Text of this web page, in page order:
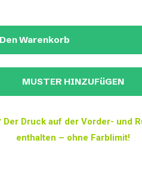
Warenkorb
Der Druck auf der Vorder- und
enthalten – ohne Farblimit!